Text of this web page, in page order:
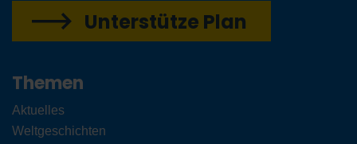
Unterstütze Plan
Themen
Aktuelles
Weltgeschichten